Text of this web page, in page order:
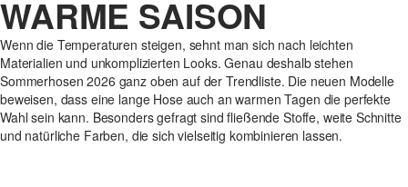
WARME SAISON
Wenn die Temperaturen steigen, sehnt man sich nach leichten
Materialien und unkomplizierten Looks. Genau deshalb stehen
Sommerhosen 2026 ganz oben auf der Trendliste. Die neuen Modelle
beweisen, dass eine lange Hose auch an warmen Tagen die perfekte
Wahl sein kann. Besonders gefragt sind fließende Stoffe, weite Schnitte
und natürliche Farben, die sich vielseitig kombinieren lassen.